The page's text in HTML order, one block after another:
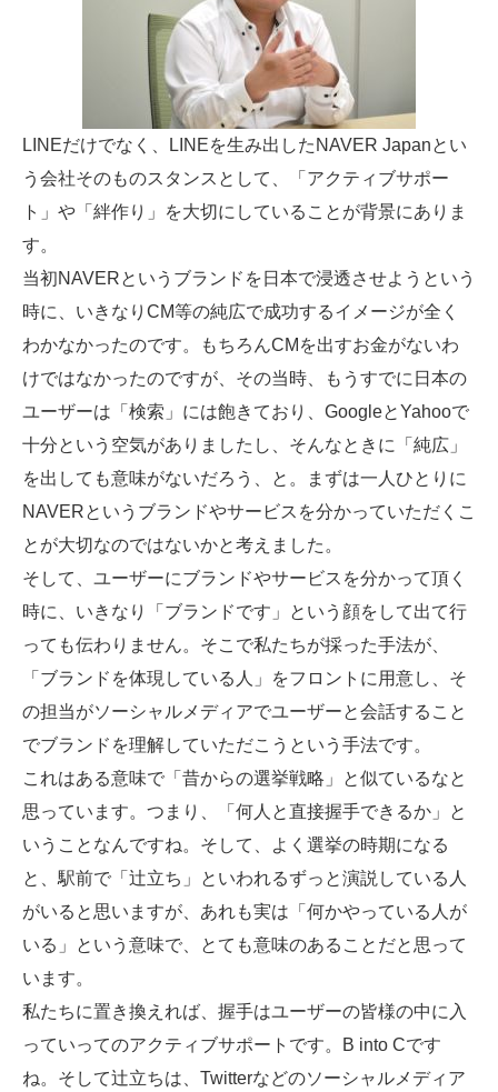
LINEだけでなく、LINEを生み出したNAVER Japanとい
う会社そのものスタンスとして、「アクティブサポー
ト」や「絆作り」を大切にしていることが背景にありま
す。
当初NAVERというブランドを日本で浸透させようという
時に、いきなりCM等の純広で成功するイメージが全く
わかなかったのです。もちろんCMを出すお金がないわ
けではなかったのですが、その当時、もうすでに日本の
ユーザーは「検索」には飽きており、GoogleとYahooで
十分という空気がありましたし、そんなときに「純広」
を出しても意味がないだろう、と。まずは一人ひとりに
NAVERというブランドやサービスを分かっていただくこ
とが大切なのではないかと考えました。
そして、ユーザーにブランドやサービスを分かって頂く
時に、いきなり「ブランドです」という顔をして出て行
っても伝わりません。そこで私たちが採った手法が、
「ブランドを体現している人」をフロントに用意し、そ
の担当がソーシャルメディアでユーザーと会話すること
でブランドを理解していただこうという手法です。
これはある意味で「昔からの選挙戦略」と似ているなと
思っています。つまり、「何人と直接握手できるか」と
いうことなんですね。そして、よく選挙の時期になる
と、駅前で「辻立ち」といわれるずっと演説している人
がいると思いますが、あれも実は「何かやっている人が
いる」という意味で、とても意味のあることだと思って
います。
私たちに置き換えれば、握手はユーザーの皆様の中に入
っていってのアクティブサポートです。B into Cです
ね。そして辻立ちは、Twitterなどのソーシャルメディア